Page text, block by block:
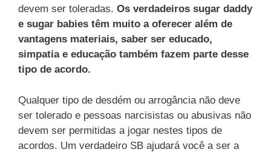
devem ser toleradas. Os verdadeiros sugar daddy
e sugar babies têm muito a oferecer além de
vantagens materiais, saber ser educado,
simpatia e educação também fazem parte desse
tipo de acordo.
Qualquer tipo de desdém ou arrogância não deve
ser tolerado e pessoas narcisistas ou abusivas não
devem ser permitidas a jogar nestes tipos de
acordos. Um verdadeiro SB ajudará você a ser a